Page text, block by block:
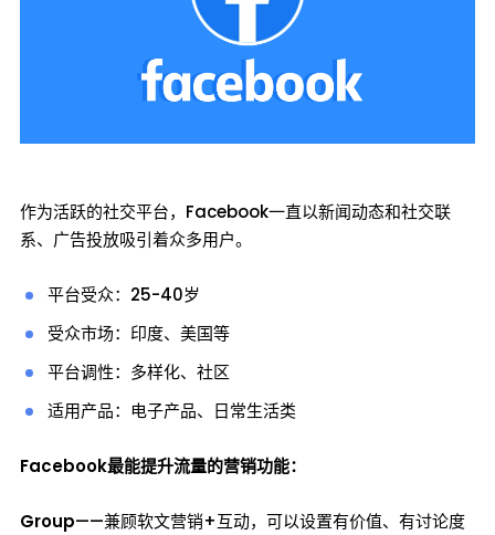
作为活跃的社交平台，Facebook一直以新闻动态和社交联
系、广告投放吸引着众多用户。
平台受众：25-40岁
受众市场：印度、美国等
平台调性：多样化、社区
适用产品：电子产品、日常生活类
Facebook最能提升流量的营销功能：
Group——兼顾软文营销+互动，可以设置有价值、有讨论度